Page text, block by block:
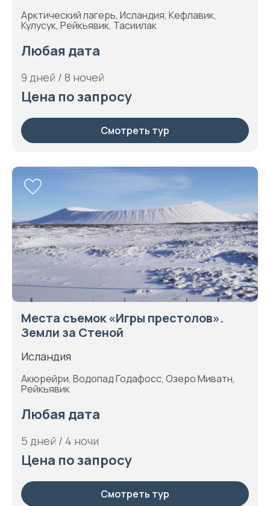
Арктический лагерь, Исландия, Кефлавик,
Кулусук, Рейкьявик, Тасиилак
Любая дата
9 дней / 8 ночей
Цена по запросу
Смотреть тур
Места съемок «Игры престолов».
Земли за Стеной
Исландия
Акюрейри, Водопад Годафосс, Озеро Миватн,
Рейкьявик
Любая дата
5 дней / 4 ночи
Цена по запросу
Смотреть тур